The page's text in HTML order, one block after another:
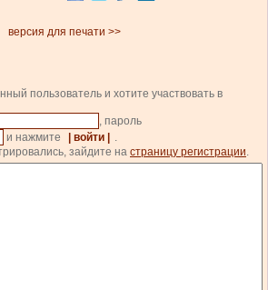
версия для печати >>
пользователь и хотите участвовать в
, пароль
и нажмите
| войти |
.
зайдите на страницу регистрации.